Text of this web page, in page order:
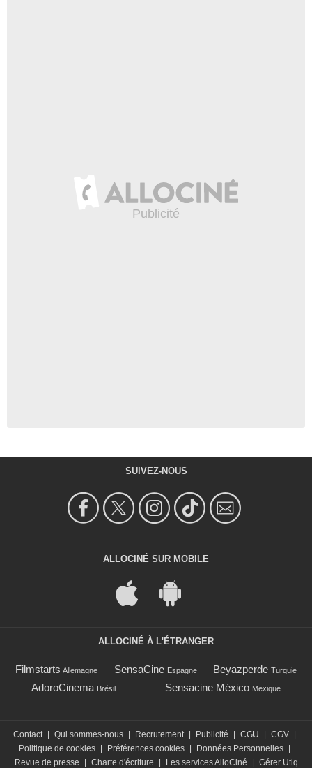
SUIVEZ-NOUS
ALLOCINÉ SUR MOBILE
ALLOCINÉ À L'ÉTRANGER
Filmstarts Allemagne SensaCine Espagne Beyazperde Turquie
AdoroCinema Brésil Sensacine México Mexique
Contact Qui sommes-nous Recrutement Publicité CGU CGV
Politique de cookies
Préférences cookies Données Personnelles
Revue de presse
Charte d'écriture Les services AlloCiné Gérer Utiq